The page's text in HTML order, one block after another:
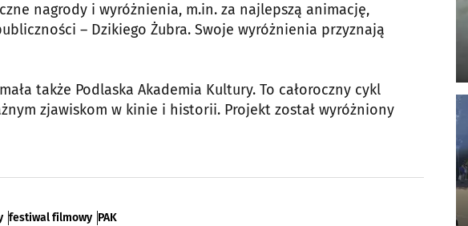
nagrody i wyróżnienia, m.in. za najlepszą animację,
– Dzikiego Żubra. Swoje wyróżnienia przyznają
także Podlaska Akademia Kultury. To całoroczny cykl
zjawiskom w kinie i historii. Projekt został wyróżniony
festiwal filmowy PAK